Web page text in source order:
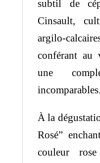
subtil de
Cinsault,
argilo-
conférant au
une
incomparables.
À la
Rosé”
couleur